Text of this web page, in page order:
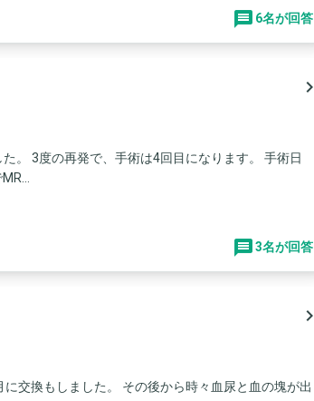
6名が回答
navigate_next
。 3度の再発で、手術は4回目になります。 手術日
3名が回答
navigate_next
交換もしました。 その後から時々血尿と血の塊が出